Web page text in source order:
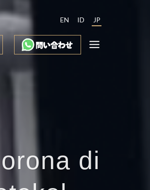
EN ID JP
di